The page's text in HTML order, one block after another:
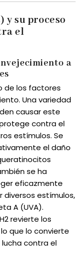
y su proceso
el
a
de los factores
Una variedad
causar este
contra el
estímulos. Se
el daño
se ha
eficazmente
diversos estímulos,
A (UVA).
revierte los
que lo convierte
contra el